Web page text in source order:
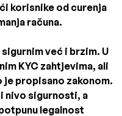
korisnike od curenja
računa.
već i brzim. U
KYC zahtjevima, ali
je propisano zakonom.
nivo sigurnosti, a
legalnost